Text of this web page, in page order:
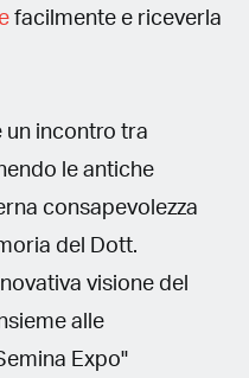
facilmente e riceverla
un incontro tra
le antiche
consapevolezza
del Dott.
visione del
alle
Expo"